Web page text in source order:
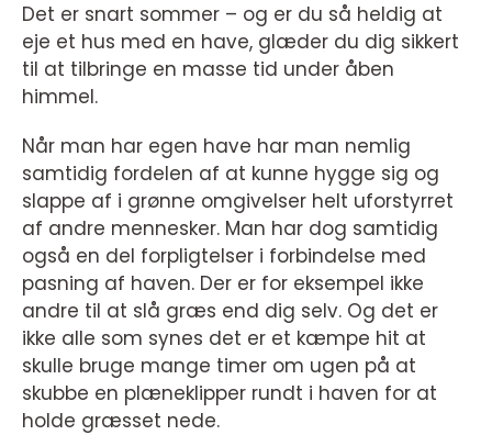
Det er snart sommer – og er du så heldig at
eje et hus med en have, glæder du dig sikkert
til at tilbringe en masse tid under åben
himmel.
Når man har egen have har man nemlig
samtidig fordelen af at kunne hygge sig og
slappe af i grønne omgivelser helt uforstyrret
af andre mennesker. Man har dog samtidig
også en del forpligtelser i forbindelse med
pasning af haven. Der er for eksempel ikke
andre til at slå græs end dig selv. Og det er
ikke alle som synes det er et kæmpe hit at
skulle bruge mange timer om ugen på at
skubbe en plæneklipper rundt i haven for at
holde græsset nede.